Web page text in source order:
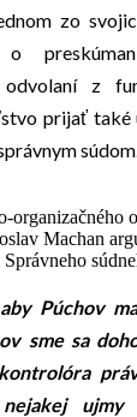
zo
z
prijať
organizačného
Machan
Púchov
sme sa